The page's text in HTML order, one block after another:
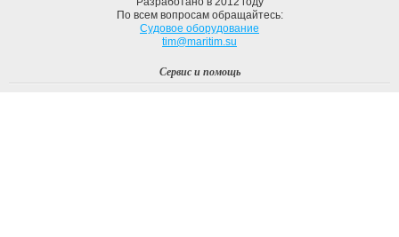
По всем вопросам обращайтесь:
Судовое оборудование
tim@maritim.su
Сервис и помощь